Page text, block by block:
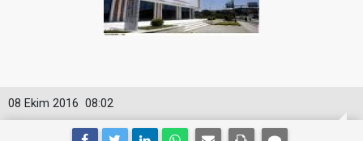
08:02
08 Ekim 2016